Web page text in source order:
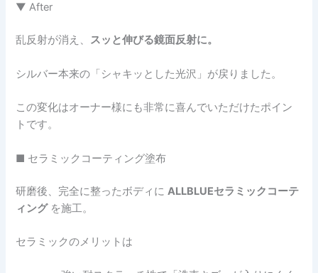
▼ After
乱反射が消え、 スッと伸びる鏡面反射に。
シルバー本来の「シャキッとした光沢」が戻りました。
この変化はオーナー様にも非常に喜んでいただけたポイン
トです。
■ セラミックコーティング塗布
研磨後、完全に整ったボディに ALLBLUEセラミックコーテ
ィングを施工。
セラミックのメリットは